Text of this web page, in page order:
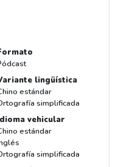
lingüística
estándar
simplificada
vehicular
estándar
simplificada